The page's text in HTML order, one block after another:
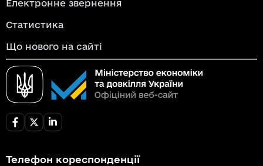
Електронне звернення
Статистика
Що нового на сайті
Телефон кореспонденції